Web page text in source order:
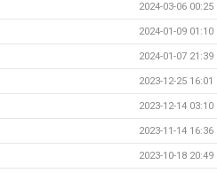
2024-03-06 00:25
2024-01-09 01:10
2024-01-07 21:39
2023-12-25 16:01
2023-12-14 03:10
2023-11-14 16:36
2023-10-18 20:49